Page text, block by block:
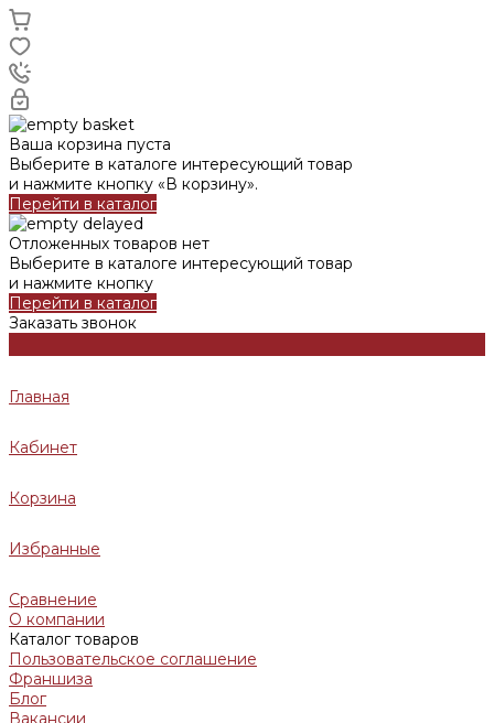
Ваша корзина пуста
Выберите в каталоге интересующий товар
и нажмите кнопку «В корзину».
Перейти в каталог
Отложенных товаров нет
Выберите в каталоге интересующий товар
и нажмите кнопку
Перейти в каталог
Заказать звонок
Главная
Кабинет
Корзина
Избранные
Сравнение
О компании
Каталог товаров
Пользовательское соглашение
Франшиза
Блог
Вакансии